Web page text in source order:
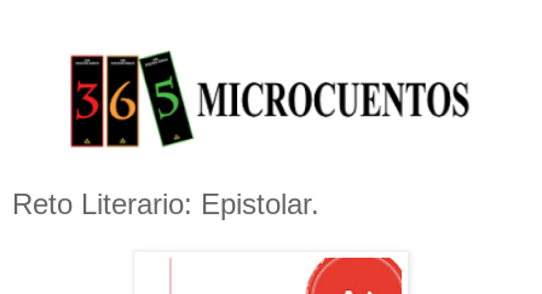
Reto Literario: Epistolar.